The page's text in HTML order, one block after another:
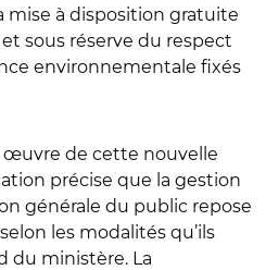
à disposition gratuite
sous réserve du respect
environnementale fixés
œuvre de cette nouvelle
précise que la gestion
générale du public repose
les modalités qu’ils
du ministère. La